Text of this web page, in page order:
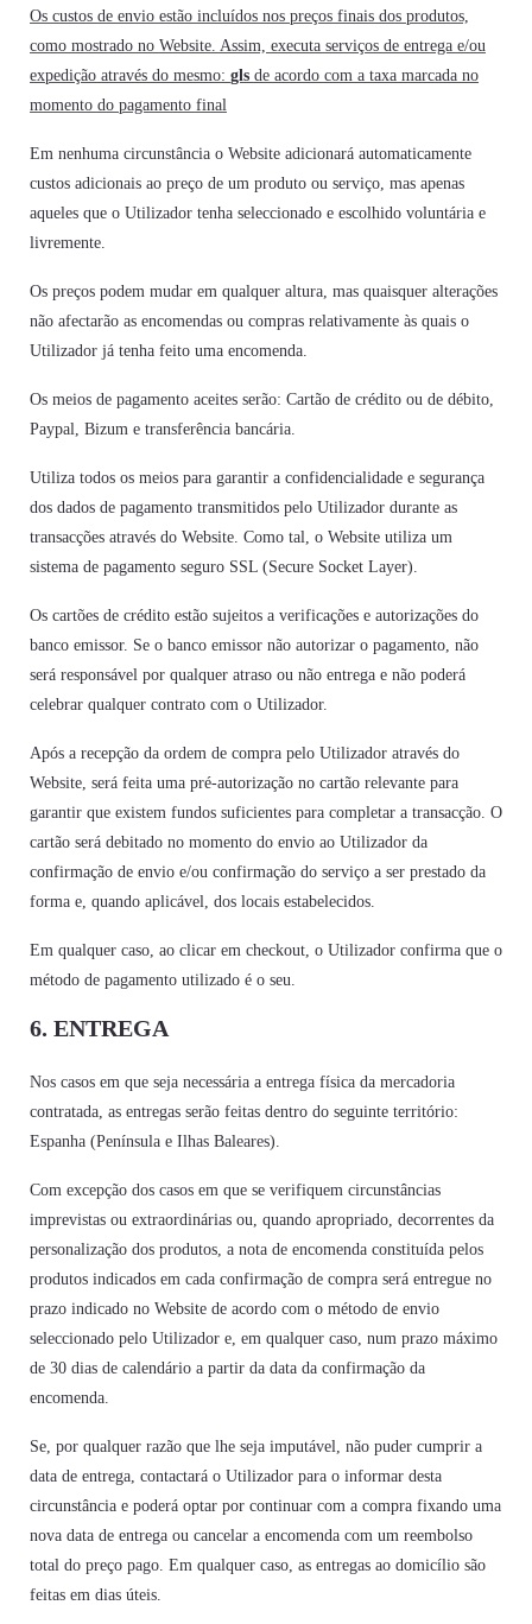
Os custos de envio estão incluídos nos preços finais dos produtos,
como mostrado no Website. Assim, executa serviços de entrega e/ou
expedição através do mesmo: gls de acordo com a taxa marcada no
momento do pagamento final
Em nenhuma circunstância o Website adicionará automaticamente
custos adicionais ao preço de um produto ou serviço, mas apenas
aqueles que o Utilizador tenha seleccionado e escolhido voluntária e
livremente.
Os preços podem mudar em qualquer altura, mas quaisquer alterações
não afectarão as encomendas ou compras relativamente às quais o
Utilizador já tenha feito uma encomenda.
Os meios de pagamento aceites serão: Cartão de crédito ou de débito,
Paypal, Bizum e transferência bancária.
Utiliza todos os meios para garantir a confidencialidade e segurança
dos dados de pagamento transmitidos pelo Utilizador durante as
transacções através do Website. Como tal, o Website utiliza um
sistema de pagamento seguro SSL (Secure Socket Layer).
Os cartões de crédito estão sujeitos a verificações e autorizações do
banco emissor. Se o banco emissor não autorizar o pagamento, não
será responsável por qualquer atraso ou não entrega e não poderá
celebrar qualquer contrato com o Utilizador.
Após a recepção da ordem de compra pelo Utilizador através do
Website, será feita uma pré-autorização no cartão relevante para
garantir que existem fundos suficientes para completar a transacção. O
cartão será debitado no momento do envio ao Utilizador da
confirmação de envio e/ou confirmação do serviço a ser prestado da
forma e, quando aplicável, dos locais estabelecidos.
Em qualquer caso, ao clicar em checkout, o Utilizador confirma que o
método de pagamento utilizado é o seu.
6. ENTREGA
Nos casos em que seja necessária a entrega física da mercadoria
contratada, as entregas serão feitas dentro do seguinte território:
Espanha (Península e Ilhas Baleares).
Com excepção dos casos em que se verifiquem circunstâncias
imprevistas ou extraordinárias ou, quando apropriado, decorrentes da
personalização dos produtos, a nota de encomenda constituída pelos
produtos indicados em cada confirmação de compra será entregue no
prazo indicado no Website de acordo com o método de envio
seleccionado pelo Utilizador e, em qualquer caso, num prazo máximo
de 30 dias de calendário a partir da data da confirmação da
encomenda.
Se, por qualquer razão que lhe seja imputável, não puder cumprir a
data de entrega, contactará o Utilizador para o informar desta
circunstância e poderá optar por continuar com a compra fixando uma
nova data de entrega ou cancelar a encomenda com um reembolso
total do preço pago. Em qualquer caso, as entregas ao domicílio são
feitas em dias úteis.